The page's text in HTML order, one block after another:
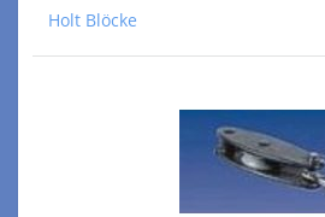
Holt Blöcke